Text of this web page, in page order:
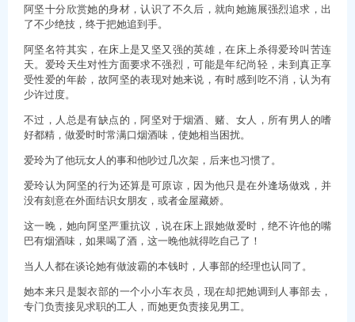
阿坚十分欣赏她的身材，认识了不久后，就向她施展强烈追求，出
了不少绝技，终于把她追到手。
阿坚名符其实，在床上是又坚又强的英雄，在床上杀得爱玲叫苦连
天。爱玲天生对性方面要求不强烈，可能是年纪尚轻，未到真正享
受性爱的年龄，故阿坚的表现对她来说，有时感到吃不消，认为有
少许过度。
不过，人总是有缺点的，阿坚对于烟酒、赌、女人，所有男人的嗜
好都精，做爱时时常满口烟酒味，使她相当困扰。
爱玲为了他玩女人的事和他吵过几次架，后来也习惯了。
爱玲认为阿坚的行为还算是可原谅，因为他只是在外逢场做戏，并
没有刻意在外面结识女朋友，或者金屋藏娇。
这一晚，她向阿坚严重抗议，说在床上跟她做爱时，绝不许他的嘴
巴有烟酒味，如果喝了酒，这一晚他就得吃自己了！
当人人都在谈论她有做波霸的本钱时，人事部的经理也认同了。
她本来只是製衣部的一个小小车衣员，现在却把她调到人事部去，
专门负责接见求职的工人，而她更负责接见男工。